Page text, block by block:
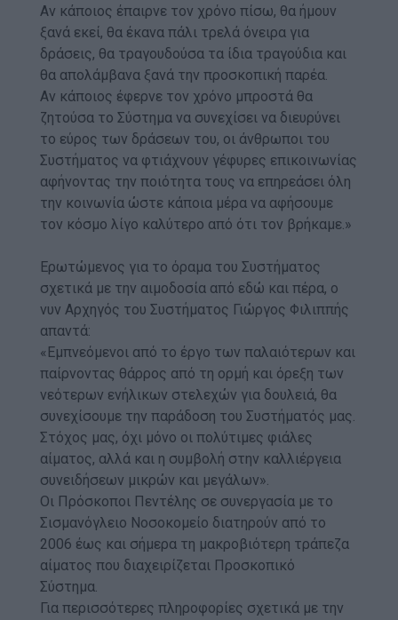
Αν κάποιος έπαιρνε τον χρόνο πίσω, θα ήμουν
ξανά εκεί, θα έκανα πάλι τρελά όνειρα για
δράσεις, θα τραγουδούσα τα ίδια τραγούδια και
θα απολάμβανα ξανά την προσκοπική παρέα.
Αν κάποιος έφερνε τον χρόνο μπροστά θα
ζητούσα το Σύστημα να συνεχίσει να διευρύνει
το εύρος των δράσεων του, οι άνθρωποι του
Συστήματος να φτιάχνουν γέφυρες επικοινωνίας
αφήνοντας την ποιότητα τους να επηρεάσει όλη
την κοινωνία ώστε κάποια μέρα να αφήσουμε
τον κόσμο λίγο καλύτερο από ότι τον βρήκαμε.»
Ερωτώμενος για το όραμα του Συστήματος
σχετικά με την αιμοδοσία από εδώ και πέρα, ο
νυν Αρχηγός του Συστήματος Γιώργος Φιλιππής
απαντά:
«Εμπνεόμενοι από το έργο των παλαιότερων και
παίρνοντας θάρρος από τη ορμή και όρεξη των
νεότερων ενήλικων στελεχών για δουλειά, θα
συνεχίσουμε την παράδοση του Συστήματός μας.
Στόχος μας, όχι μόνο οι πολύτιμες φιάλες
αίματος, αλλά και η συμβολή στην καλλιέργεια
συνειδήσεων μικρών και μεγάλων».
Οι Πρόσκοποι Πεντέλης σε συνεργασία με το
Σισμανόγλειο Νοσοκομείο διατηρούν από το
2006 έως και σήμερα τη μακροβιότερη τράπεζα
αίματος που διαχειρίζεται Προσκοπικό
Σύστημα.
Για περισσότερες πληροφορίες σχετικά με την